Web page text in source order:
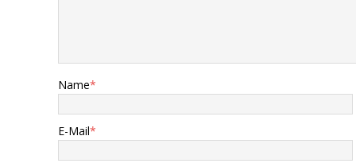
Name*
E-Mail*